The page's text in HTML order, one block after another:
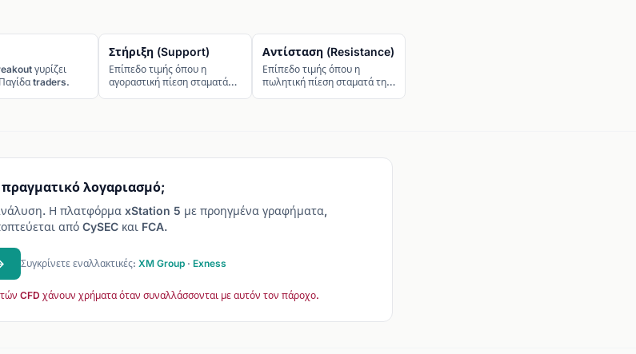
γυρίζει
traders.
Στήριξη (Support)
Επίπεδο τιμής όπου η
αγοραστική πίεση σταματά
Αντίσταση (Resistance)
Επίπεδο τιμής όπου η
πωλητική πίεση σταματά την
λογαριασμό;
Η πλατφόρμα xStation 5 με προηγμένα γραφήματα,
από CySEC και FCA.
Συγκρίνετε εναλλακτικές: XM Group · Exness
CFD χάνουν χρήματα όταν συναλλάσσονται με αυτόν τον πάροχο.